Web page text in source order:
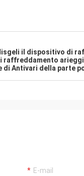
il dispositivo di
raffreddamento
di Antivari della parte